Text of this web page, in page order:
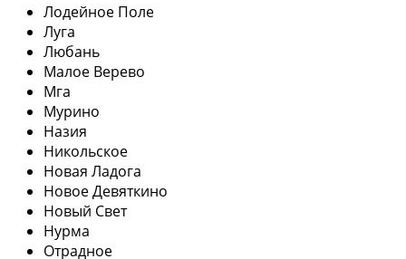
Лодейное Поле
Луга
Любань
Малое Верево
Мга
Мурино
Назия
Никольское
Новая Ладога
Новое Девяткино
Новый Свет
Нурма
Отрадное